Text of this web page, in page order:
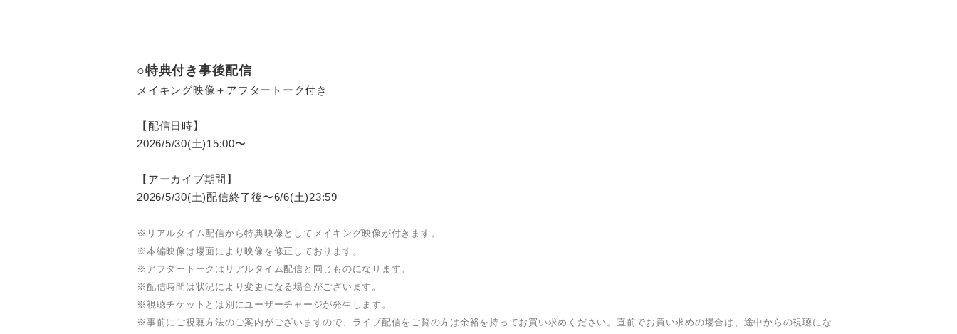
○特典付き事後配信
メイキング映像＋アフタートーク付き
【配信日時】
2026/5/30(土)15:00〜
【アーカイブ期間】
2026/5/30(土)配信終了後〜6/6(土)23:59
※リアルタイム配信から特典映像としてメイキング映像が付きます。
※本編映像は場面により映像を修正しております。
※アフタートークはリアルタイム配信と同じものになります。
※配信時間は状況により変更になる場合がございます。
※視聴チケットとは別にユーザーチャージが発生します。
※事前にご視聴方法のご案内がございますので、ライブ配信をご覧の方は余裕を持ってお買い求めください。直前でお買い求めの場合は、途中からの視聴にな